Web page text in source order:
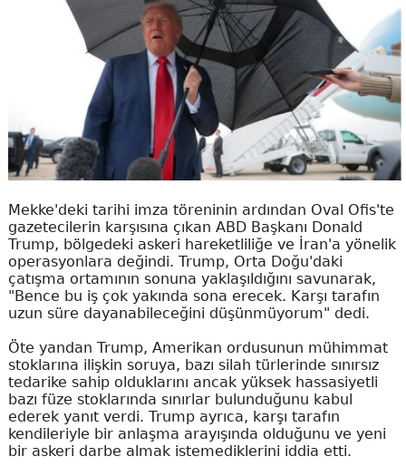
Mekke'deki tarihi imza töreninin ardından Oval Ofis'te
gazetecilerin karşısına çıkan ABD Başkanı Donald
Trump, bölgedeki askeri hareketliliğe ve İran'a yönelik
operasyonlara değindi. Trump, Orta Doğu'daki
çatışma ortamının sonuna yaklaşıldığını savunarak,
"Bence bu iş çok yakında sona erecek. Karşı tarafın
uzun süre dayanabileceğini düşünmüyorum" dedi.
Öte yandan Trump, Amerikan ordusunun mühimmat
stoklarına ilişkin soruya, bazı silah türlerinde sınırsız
tedarike sahip olduklarını ancak yüksek hassasiyetli
bazı füze stoklarında sınırlar bulunduğunu kabul
ederek yanıt verdi. Trump ayrıca, karşı tarafın
kendileriyle bir anlaşma arayışında olduğunu ve yeni
bir askeri darbe almak istemediklerini iddia etti.